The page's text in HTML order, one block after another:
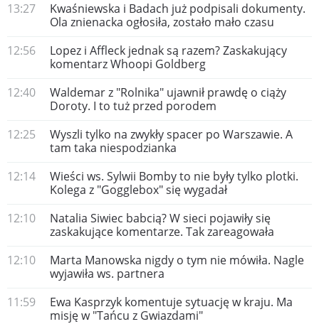
13:27
Kwaśniewska i Badach już podpisali dokumenty.
Ola znienacka ogłosiła, zostało mało czasu
12:56
Lopez i Affleck jednak są razem? Zaskakujący
komentarz Whoopi Goldberg
12:40
Waldemar z "Rolnika" ujawnił prawdę o ciąży
Doroty. I to tuż przed porodem
12:25
Wyszli tylko na zwykły spacer po Warszawie. A
tam taka niespodzianka
12:14
Wieści ws. Sylwii Bomby to nie były tylko plotki.
Kolega z "Gogglebox" się wygadał
12:10
Natalia Siwiec babcią? W sieci pojawiły się
zaskakujące komentarze. Tak zareagowała
12:10
Marta Manowska nigdy o tym nie mówiła. Nagle
wyjawiła ws. partnera
11:59
Ewa Kasprzyk komentuje sytuację w kraju. Ma
misję w "Tańcu z Gwiazdami"